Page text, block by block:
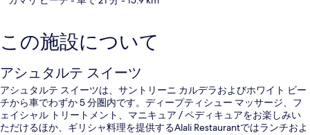
この施設について
アシュタルテ スイーツ
アシュタルテ スイーツは、サントリーニ カルデラおよびホワイト ビー
チから車でわずか 5 分圏内です。ディープティシュー マッサージ、フ
ェイシャル トリートメント、マニキュア / ペディキュアをお楽しみい
ただけるほか、ギリシャ料理を提供するAlali Restaurantではランチおよ